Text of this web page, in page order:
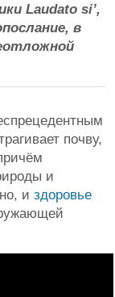
Laudato si’,
в
почву,
и
и здоровье